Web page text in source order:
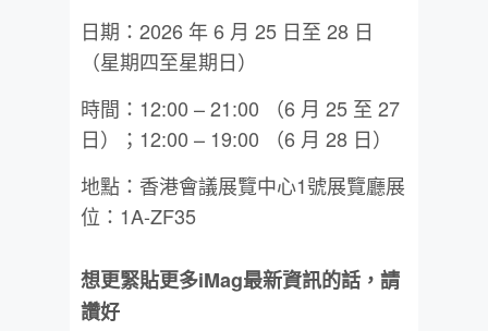
日期：2026 年 6 月 25 日至 28 日
（星期四至星期日）
時間：12:00 – 21:00 （6 月 25 至 27
日）；12:00 – 19:00 （6 月 28 日）
地點：香港會議展覽中心1號展覽廳展
位：1A-ZF35
想更緊貼更多iMag最新資訊的話，請
讚好